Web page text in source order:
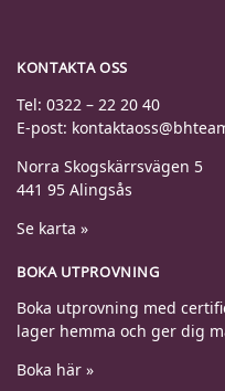
KONTAKTA OSS
Tel: 0322 – 22 20 40
E-post:
Norra Skogskärrsvägen 5
441 95 Alingsås
Se karta »
BOKA UTPROVNING
Boka utprovning med
lager hemma och ger dig
Boka här »